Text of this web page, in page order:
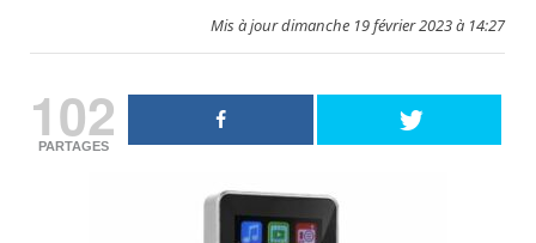
Mis à jour dimanche 19 février 2023 à 14:27
102
PARTAGES